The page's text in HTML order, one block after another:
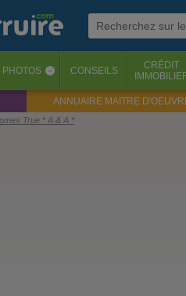
PHOTOS ‹ CONSEILS
CRÉDIT
ANNUAIRE MAITRE
True * A & A *